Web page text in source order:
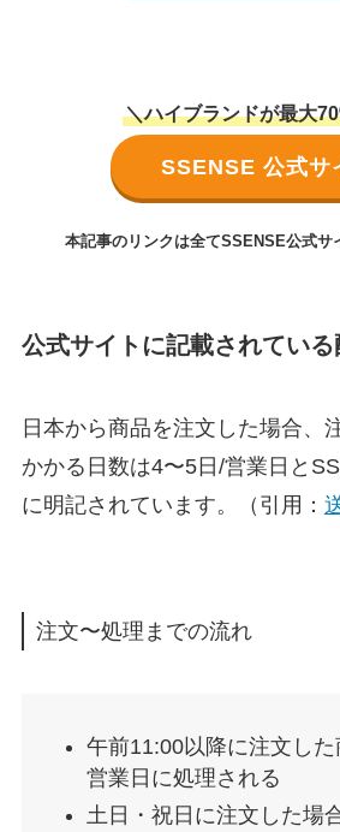
＼ハイブランドが最大
SSENSE 公式サ
本記事のリンクは全てSSENSE公式サ
公式サイトに記載されてい
日本から商品を注文した場合、
かかる日数は4〜5日/営業日と
に明記されています。（引用：
注文〜処理までの流れ
午前11:00以降に注文し
営業日に処理される
土日・祝日に注文した場